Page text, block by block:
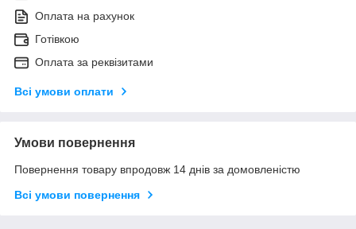
Оплата на рахунок
Готівкою
Оплата за реквізитами
Всі умови оплати
Умови повернення
Повернення товару впродовж 14 днів за домовленістю
Всі умови повернення